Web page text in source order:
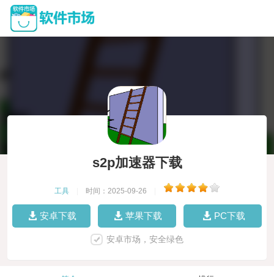
s2p加速器下载
工具 时间：2025-09-26
安卓下载 苹果下载 PC下载
安卓市场，安全绿色